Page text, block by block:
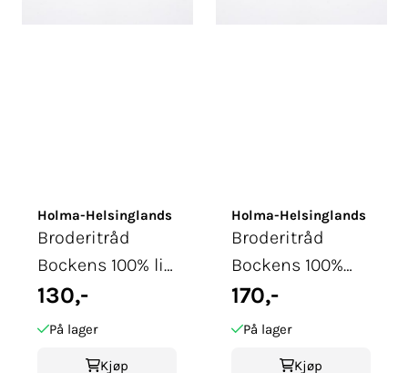
Holma-Helsinglands
Broderitråd
Bockens 100% lin
3L 35
130,-
På lager
Kjøp
Holma-Helsinglands
Broderitråd
Bockens 100%
Lin 4H 40
170,-
På lager
Kjøp